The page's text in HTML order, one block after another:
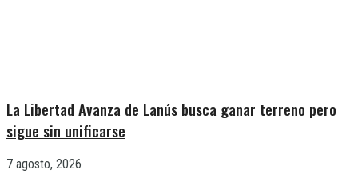
La Libertad Avanza de Lanús busca ganar terreno pero
sigue sin unificarse
7 agosto, 2026